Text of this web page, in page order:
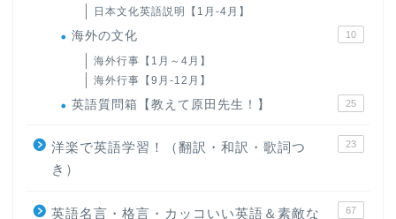
日本文化英語説明【1月-4月】
海外の文化 10
海外行事【1月～4月】
海外行事【9月-12月】
英語質問箱【教えて原田先生！】 25
洋楽で英語学習！（翻訳・和訳・歌詞つ
き）
23
英語名言・格言・カッコいい英語＆素敵な
67